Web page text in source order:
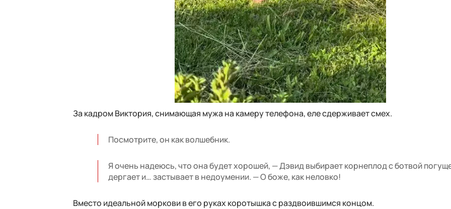
За кадром Виктория, снимающая мужа на камеру телефона, еле сдерживает смех.
Посмотрите, он как волшебник.
Я очень надеюсь, что она будет хорошей, — Дэвид выбирает корнеплод с ботвой
дергает и… застывает в недоумении. — О боже, как неловко!
Вместо идеальной моркови в его руках коротышка с раздвоившимся концом.